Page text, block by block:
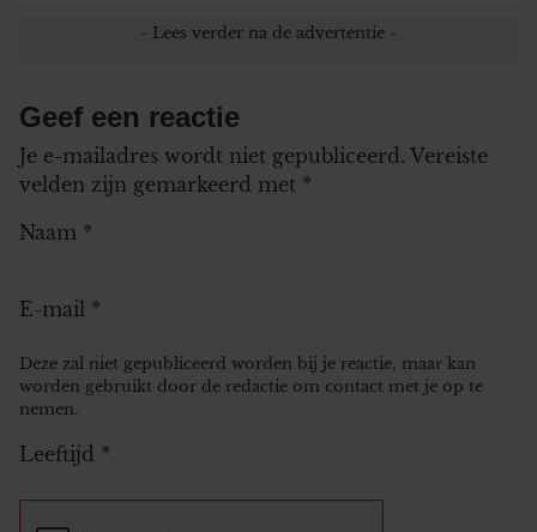
Geef een reactie
Je e-mailadres wordt niet gepubliceerd. Vereiste
velden zijn gemarkeerd met *
Naam *
E-mail *
Deze zal niet gepubliceerd worden bij je reactie, maar kan
worden gebruikt door de redactie om contact met je op te
nemen.
Leeftijd *